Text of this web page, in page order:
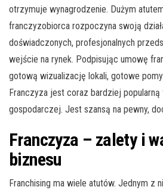
otrzymuje wynagrodzenie. Dużym
franczyzobiorca rozpoczyna swoją
doświadczonych, profesjonalnych
wejście na rynek. Podpisując umowę
gotową wizualizację lokali, gotowe
Franczyza jest coraz bardziej popularną
gospodarczej. Jest szansą na pewny,
Franczyza – zalety i
biznesu
Franchising ma wiele atutów. Jednym z